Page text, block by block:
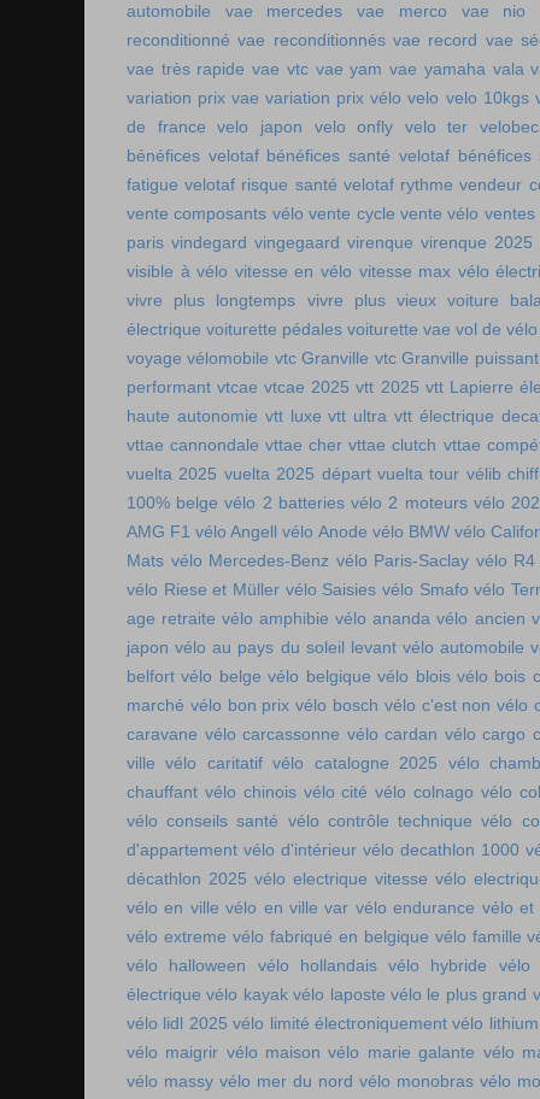
automobile
vae mercedes vae merco
vae nio
reconditionné vae reconditionnés vae record vae
vae très rapide vae vtc vae yam vae yamaha vala
variation prix vae variation prix vélo velo velo 10kgs
de france
velo japon velo onfly velo ter
bénéfices velotaf bénéfices santé velotaf
fatigue velotaf risque santé velotaf rythme vendeur
vente composants vélo vente cycle vente vélo ventes
paris vindegard vingegaard virenque virenque 2025
visible à vélo vitesse en vélo vitesse max vélo
vivre plus longtemps
vivre plus vieux voiture
électrique voiturette pédales voiturette vae vol de
voyage vélomobile vtc Granville vtc Granville puissant
performant vtcae vtcae 2025 vtt 2025 vtt Lapierre
haute autonomie vtt luxe vtt ultra vtt électrique
vttae cannondale vttae cher vttae clutch vttae
vuelta 2025 vuelta 2025 départ vuelta tour vélib
100% belge vélo 2 batteries vélo 2 moteurs vélo
AMG F1 vélo Angell vélo Anode vélo BMW vélo
Mats vélo Mercedes-Benz vélo Paris-Saclay vélo R4
vélo Riese et Müller vélo Saisies vélo Smafo vélo
age retraite vélo amphibie vélo ananda vélo ancien
japon vélo au pays du soleil levant vélo automobile
belfort vélo belge vélo belgique vélo blois vélo bois
marché vélo bon prix vélo bosch vélo c'est non vélo
caravane vélo carcassonne vélo cardan vélo cargo
ville vélo caritatif vélo catalogne 2025
vélo
chauffant vélo chinois vélo cité vélo colnago vélo
vélo conseils santé vélo contrôle technique vélo
d'appartement vélo d'intérieur vélo decathlon 1000
décathlon 2025 vélo electrique vitesse vélo
vélo en ville vélo en ville var vélo endurance vélo et
vélo extreme vélo fabriqué en belgique vélo famille
vélo halloween
vélo hollandais vélo hybride
vélo
électrique vélo kayak vélo laposte vélo le plus grand
vélo lidl 2025 vélo limité électroniquement vélo lithium
vélo maigrir vélo maison vélo marie galante vélo
vélo massy vélo mer du nord vélo monobras vélo